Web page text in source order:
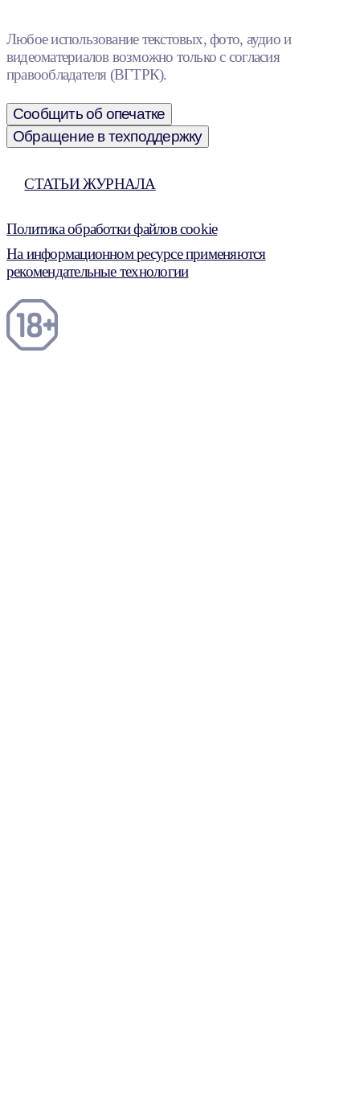
Любое использование текстовых, фото, аудио и
видеоматериалов возможно только с согласия
правообладателя (ВГТРК).
Сообщить об опечатке
Обращение в техподдержку
СТАТЬИ ЖУРНАЛА
Политика обработки файлов cookie
На информационном ресурсе применяются
рекомендательные технологии